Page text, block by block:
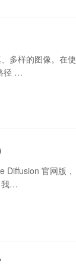
多样的图像。在使
径 …
Diffusion 官网版，
我…